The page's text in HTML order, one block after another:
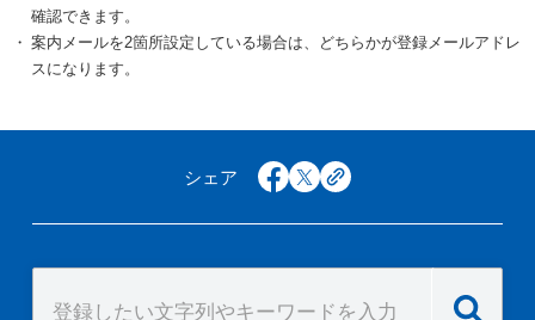
確認できます。
案内メールを2箇所設定している場合は、どちらかが登録メールアドレ
スになります。
シェア facebook
x copy